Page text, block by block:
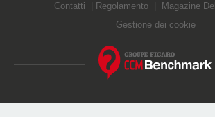
Contatti
Regolamento
Magazine
Gestione dei cookie